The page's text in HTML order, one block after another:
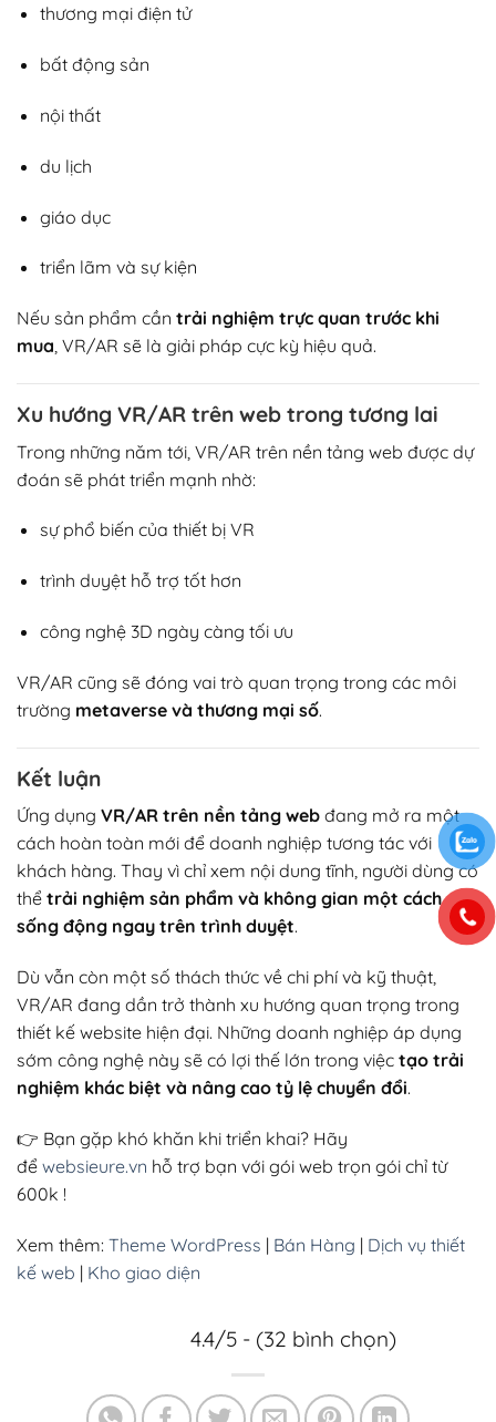
thương mại điện tử
bất động sản
nội thất
du lịch
giáo dục
triển lãm và sự kiện
Nếu sản phẩm cần trải nghiệm trực quan trước khi
mua, VR/AR sẽ là giải pháp cực kỳ hiệu quả.
Xu hướng VR/AR trên web trong tương lai
Trong những năm tới, VR/AR trên nền tảng web được dự
đoán sẽ phát triển mạnh nhờ:
sự phổ biến của thiết bị VR
trình duyệt hỗ trợ tốt hơn
công nghệ 3D ngày càng tối ưu
VR/AR cũng sẽ đóng vai trò quan trọng trong các môi
trường metaverse và thương mại số.
Kết luận
Ứng dụng VR/AR trên nền tảng web đang mở ra một
cách hoàn toàn mới để doanh nghiệp tương tác với
khách hàng. Thay vì chỉ xem nội dung tĩnh, người dùng có
thể trải nghiệm sản phẩm và không gian một cách
sống động ngay trên trình duyệt.
Dù vẫn còn một số thách thức về chi phí và kỹ thuật,
VR/AR đang dần trở thành xu hướng quan trọng trong
thiết kế website hiện đại. Những doanh nghiệp áp dụng
sớm công nghệ này sẽ có lợi thế lớn trong việc tạo trải
nghiệm khác biệt và nâng cao tỷ lệ chuyển đổi.
👉 Bạn gặp khó khăn khi triển khai? Hãy
để websieure.vn hỗ trợ bạn với gói web trọn gói chỉ từ
600k !
Xem thêm: Theme WordPress | Bán Hàng | Dịch vụ thiết
kế web | Kho giao diện
4.4/5 - (32 bình chọn)